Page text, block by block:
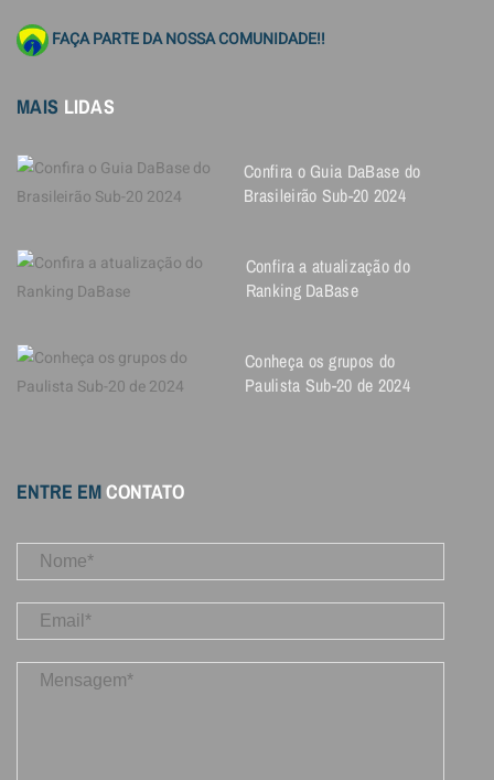
FAÇA PARTE DA NOSSA COMUNIDADE!!
MAIS LIDAS
Confira o Guia DaBase do
Brasileirão Sub-20 2024
Confira a atualização do
Ranking DaBase
Conheça os grupos do
Paulista Sub-20 de 2024
ENTRE EMCONTATO